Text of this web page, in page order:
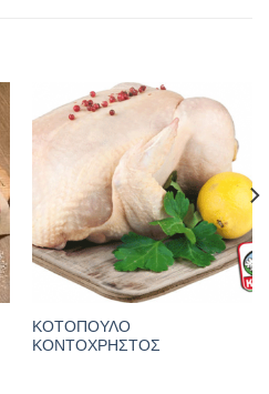
ΚΟΤΟΠΟΥΛΟ
ΚΟΝΤΟΧΡΗΣΤΟΣ